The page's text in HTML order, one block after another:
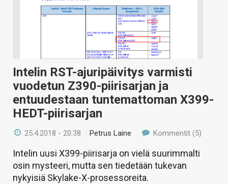
VAIHDA TEEMA
HAKU
Intelin RST-ajuripäivitys varmisti
vuodetun Z390-piirisarjan ja
entuudestaan tuntemattoman X399-
HEDT-piirisarjan
25.4.2018 - 20:38 /Petrus Laine Kommentit (5)
Intelin uusi X399-piirisarja on vielä suurimmalti
osin mysteeri, mutta sen tiedetään tukevan
nykyisiä Skylake-X-prosessoreita.